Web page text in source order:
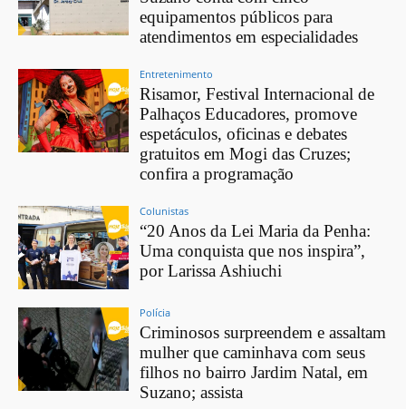
equipamentos públicos para
atendimentos em especialidades
Entretenimento
Risamor, Festival Internacional de
Palhaços Educadores, promove
espetáculos, oficinas e debates
gratuitos em Mogi das Cruzes;
confira a programação
Colunistas
“20 Anos da Lei Maria da Penha:
Uma conquista que nos inspira”,
por Larissa Ashiuchi
Polícia
Criminosos surpreendem e assaltam
mulher que caminhava com seus
filhos no bairro Jardim Natal, em
Suzano; assista